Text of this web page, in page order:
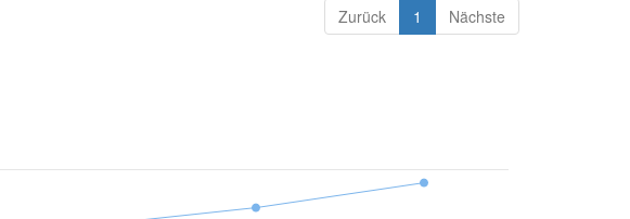
Zurück 1 Nächste